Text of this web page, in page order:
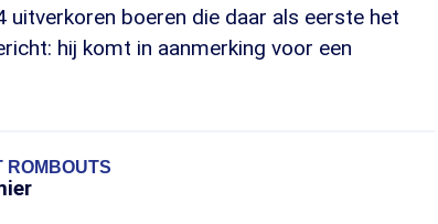
uitverkoren boeren die daar als eerste het
hij komt in aanmerking voor een
ROMBOUTS